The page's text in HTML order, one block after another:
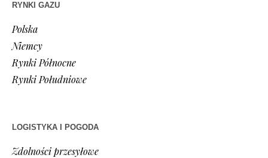
RYNKI GAZU
Polska
Niemcy
Rynki Północne
Rynki Południowe
LOGISTYKA I POGODA
Zdolności przesyłowe